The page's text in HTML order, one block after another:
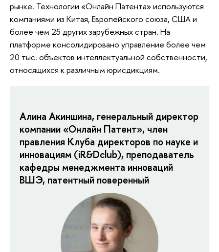
рынке. Технологии «Онлайн Патента» используются
компаниями из Китая, Европейского союза, США и
более чем 25 других зарубежных стран. На
платформе консолидировано управление более чем
20 тыс. объектов интеллектуальной собственности,
относящихся к различным юрисдикциям.
Алина Акиншина, генеральный директор
компании «Онлайн Патент», член
правления Клуба директоров по науке и
инновациям (iR&Dclub), преподаватель
кафедры менеджмента инноваций
ВШЭ, патентный поверенный